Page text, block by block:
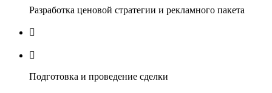
Разработка ценовой стратегии и рекламного пакета


Подготовка и проведение сделки